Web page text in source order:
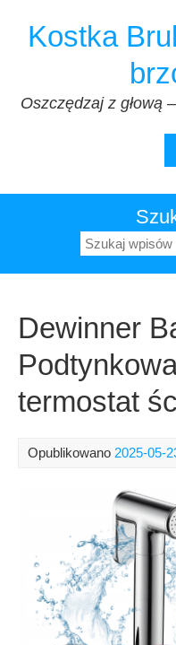
treściKostka
Oszczędzaj z głową
Szukaj:
Dewinner
termostat
Opublikowano 2025-05-